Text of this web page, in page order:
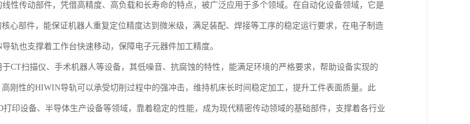
性传动部件，凭借高精度、高负载和长寿命的特点，被广泛应用于多个领域。在自动化设备领域，它是
心部件，能保证机器人重复定位精度达到微米级，满足装配、焊接等工序的稳定运行要求，在电子制造
轨也支撑着工作台快速移动，保障电子元器件加工精度。
CT扫描仪、手术机器人等设备，其低噪音、抗腐蚀的特性，能满足环境的严格要求，帮助设备实现的
刚性的HIWIN导轨可以承受切削过程中的强冲击，维持机床长时间稳定加工，提升工件表面质量。此
印设备、半导体生产设备等领域，靠着稳定的性能，成为现代精密传动领域的基础部件，支撑着各行业